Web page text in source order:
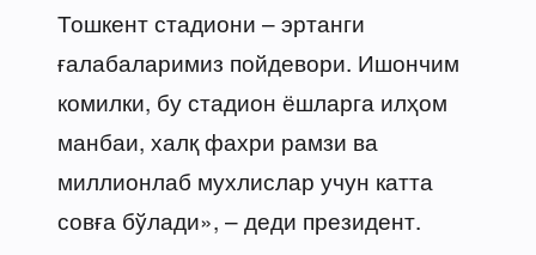
Тошкент стадиони – эртанги
ғалабаларимиз пойдевори. Ишончим
комилки, бу стадион ёшларга илҳом
манбаи, халқ фахри рамзи ва
миллионлаб мухлислар учун катта
совға бўлади», – деди президент.